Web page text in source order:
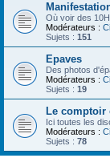
Où voir des
Modérateurs :
Sujets : 151
Epaves
Des photos
Modérateurs :
Sujets : 19
Le comptoir
Ici toutes les
Modérateurs :
Sujets : 78